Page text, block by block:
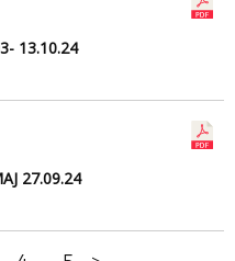
13.10.24
27.09.24